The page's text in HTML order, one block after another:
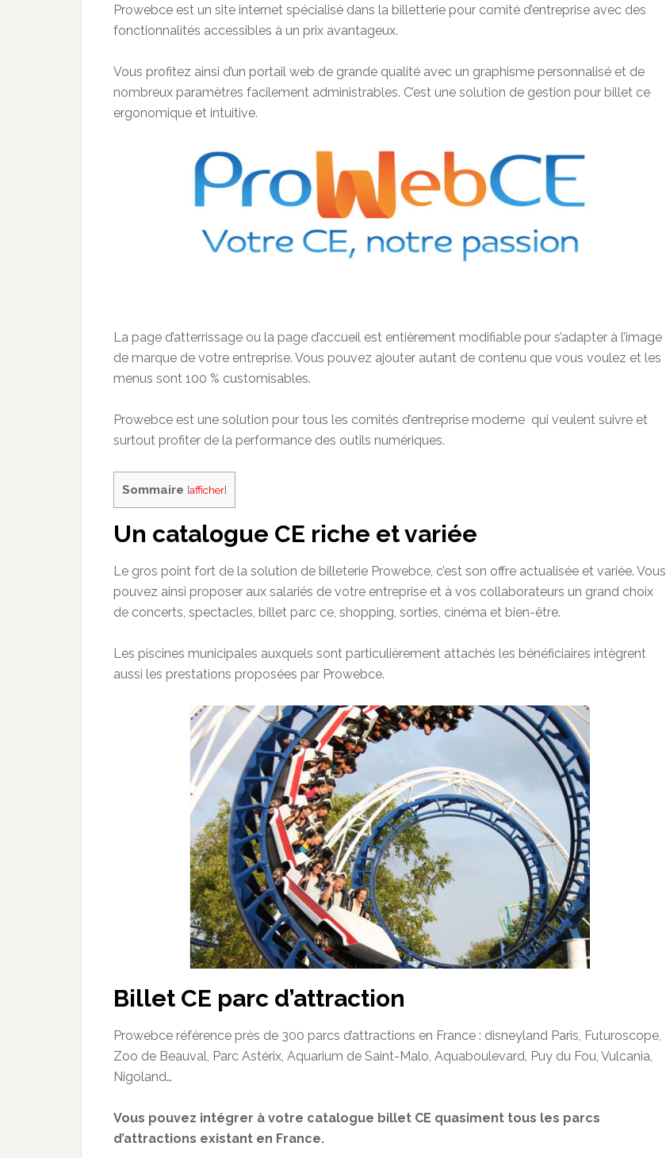
Prowebce est un site internet spécialisé dans la billetterie pour comité d’entreprise avec des
fonctionnalités accessibles à un prix avantageux.
Vous profitez ainsi d’un portail web de grande qualité avec un graphisme personnalisé et de
nombreux paramètres facilement administrables. C’est une solution de gestion pour billet ce
ergonomique et intuitive.
La page d’atterrissage ou la page d’accueil est entièrement modifiable pour s’adapter à l’image
de marque de votre entreprise. Vous pouvez ajouter autant de contenu que vous voulez et les
menus sont 100 % customisables.
Prowebce est une solution pour tous les comités d’entreprise moderne qui veulent suivre et
surtout profiter de la performance des outils numériques.
Sommaire [afficher]
Un catalogue CE riche et variée
Le gros point fort de la solution de billeterie Prowebce, c’est son offre actualisée et variée. Vous
pouvez ainsi proposer aux salariés de votre entreprise et à vos collaborateurs un grand choix
de concerts, spectacles, billet parc ce, shopping, sorties, cinéma et bien-être.
Les piscines municipales auxquels sont particulièrement attachés les bénéficiaires intègrent
aussi les prestations proposées par Prowebce.
Billet CE parc d’attraction
Prowebce référence près de 300 parcs d’attractions en France : disneyland Paris, Futuroscope,
Zoo de Beauval, Parc Astérix, Aquarium de Saint-Malo, Aquaboulevard, Puy du Fou, Vulcania,
Nigoland…
Vous pouvez intégrer à votre catalogue billet CE quasiment tous les parcs
d’attractions existant en France.